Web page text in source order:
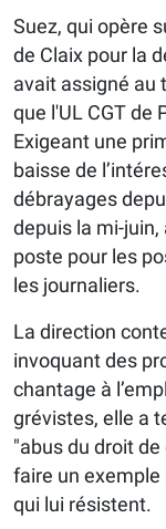
Suez, qui opère
de Claix pour la
avait assigné au
que l'UL CGT de
Exigeant une
baisse de
débrayages
depuis la mi-juin,
poste pour les
les journaliers.
La direction
invoquant des
chantage à
grévistes, elle a
"abus du droit
faire un
qui lui résistent.